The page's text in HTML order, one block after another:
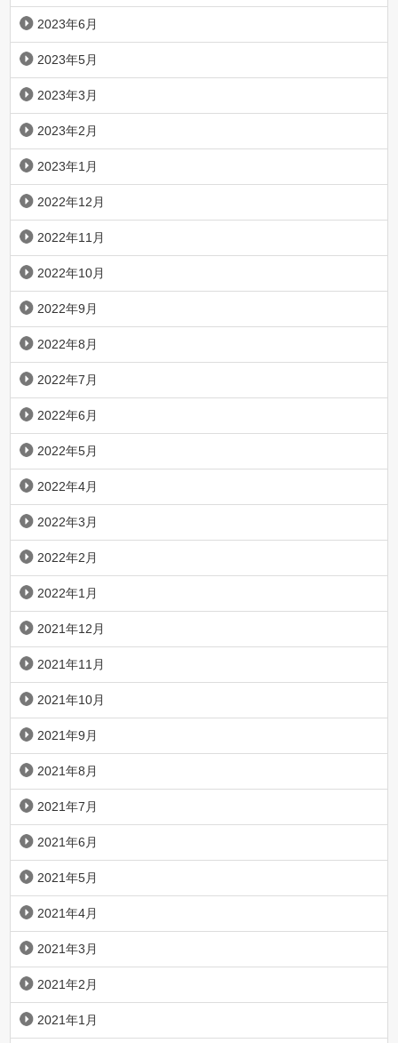
2023年6月
2023年5月
2023年3月
2023年2月
2023年1月
2022年12月
2022年11月
2022年10月
2022年9月
2022年8月
2022年7月
2022年6月
2022年5月
2022年4月
2022年3月
2022年2月
2022年1月
2021年12月
2021年11月
2021年10月
2021年9月
2021年8月
2021年7月
2021年6月
2021年5月
2021年4月
2021年3月
2021年2月
2021年1月